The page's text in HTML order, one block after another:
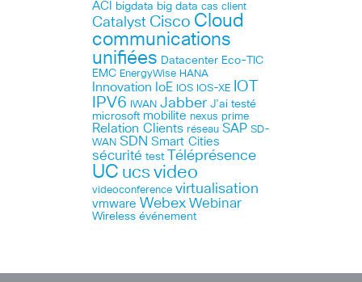
ACI bigdata big data cas client
Catalyst Cisco Cloud
communications
unifiées Datacenter Eco-TIC
EMC EnergyWise HANA
Innovation IoE IOS IOS-XE IOT
IPV6 IWAN Jabber J’ai testé
microsoft mobilite nexus prime
Relation Clients réseau SAP SD-
WAN SDN Smart Cities
sécurité test Téléprésence
UC ucs video
videoconference virtualisation
vmware Webex Webinar
Wireless événement